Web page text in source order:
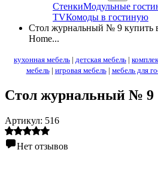
СтенкиМодульные
ТVКомоды в гостиную
Стол журнальный № 9 купить
Home...
кухонная мебель | детская мебель |
мебель| игровая мебель| мебель для
Стол журнальный № 9
Артикул: 516
Нет отзывов